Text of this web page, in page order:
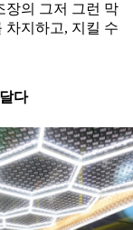
장의 그저 그런 막
차지하고, 지킬 수
다